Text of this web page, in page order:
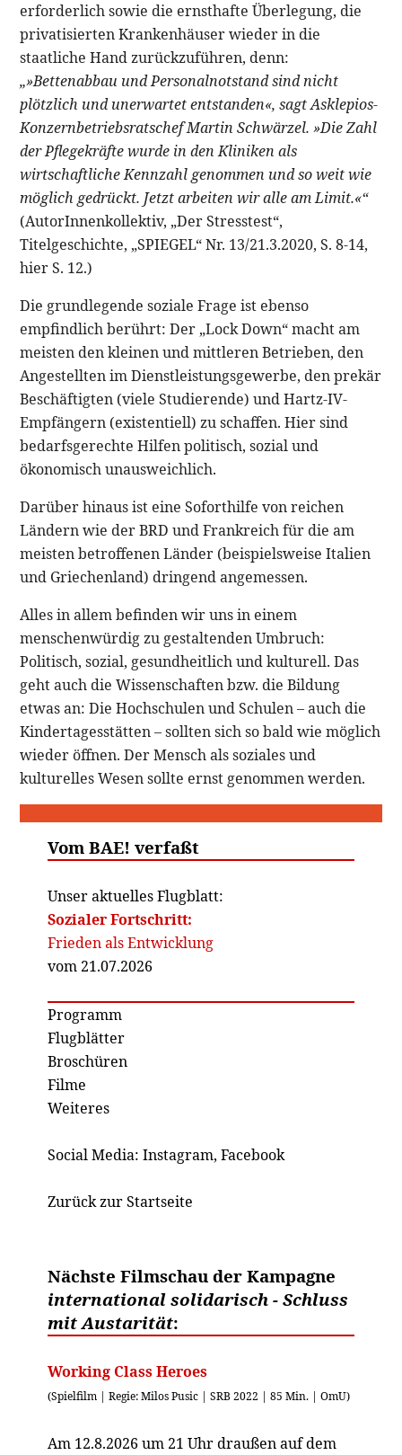
erforderlich sowie die ernsthafte Überlegung, die
privatisierten Krankenhäuser wieder in die
staatliche Hand zurückzuführen, denn:
„»Bettenabbau und Personalnotstand sind nicht
plötzlich und unerwartet entstanden«, sagt Asklepios-
Konzernbetriebsratschef Martin Schwärzel. »Die Zahl
der Pflegekräfte wurde in den Kliniken als
wirtschaftliche Kennzahl genommen und so weit wie
möglich gedrückt. Jetzt arbeiten wir alle am Limit.«“
(AutorInnenkollektiv, „Der Stresstest“,
Titelgeschichte, „SPIEGEL“ Nr. 13/21.3.2020, S. 8-14,
hier S. 12.)
Die grundlegende soziale Frage ist ebenso
empfindlich berührt: Der „Lock Down“ macht am
meisten den kleinen und mittleren Betrieben, den
Angestellten im Dienstleistungsgewerbe, den prekär
Beschäftigten (viele Studierende) und Hartz-IV-
Empfängern (existentiell) zu schaffen. Hier sind
bedarfsgerechte Hilfen politisch, sozial und
ökonomisch unausweichlich.
Darüber hinaus ist eine Soforthilfe von reichen
Ländern wie der BRD und Frankreich für die am
meisten betroffenen Länder (beispielsweise Italien
und Griechenland) dringend angemessen.
Alles in allem befinden wir uns in einem
menschenwürdig zu gestaltenden Umbruch:
Politisch, sozial, gesundheitlich und kulturell. Das
geht auch die Wissenschaften bzw. die Bildung
etwas an: Die Hochschulen und Schulen – auch die
Kindertagesstätten – sollten sich so bald wie möglich
wieder öffnen. Der Mensch als soziales und
kulturelles Wesen sollte ernst genommen werden.
Vom BAE! verfaßt
Unser aktuelles Flugblatt:
Sozialer Fortschritt:
Frieden als Entwicklung
vom 21.07.2026
Programm
Flugblätter
Broschüren
Filme
Weiteres
Social Media: Instagram, Facebook
Zurück zur Startseite
Nächste Filmschau der Kampagne
international solidarisch - Schluss
mit Austarität:
Working Class Heroes
(Spielfilm | Regie: Milos Pusic | SRB 2022 | 85 Min. | OmU)
Am 12.8.2026 um 21 Uhr draußen auf dem